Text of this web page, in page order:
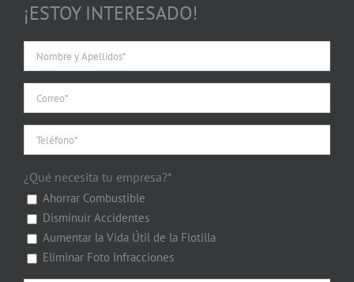
¡ESTOY INTERESADO!
¿Qué necesita tu empresa?*
Ahorrar Combustible
Disminuir Accidentes
Aumentar la Vida Útil de la Flotilla
Eliminar Foto Infracciones